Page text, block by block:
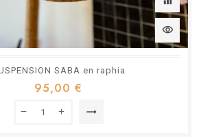
visibility
SABA en raphia
95,00 €
trending_flat